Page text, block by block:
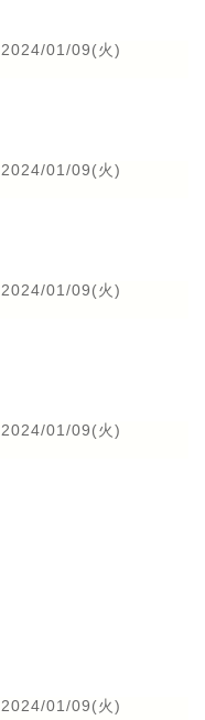
2024/01/09(火)
2024/01/09(火)
2024/01/09(火)
2024/01/09(火)
2024/01/09(火)